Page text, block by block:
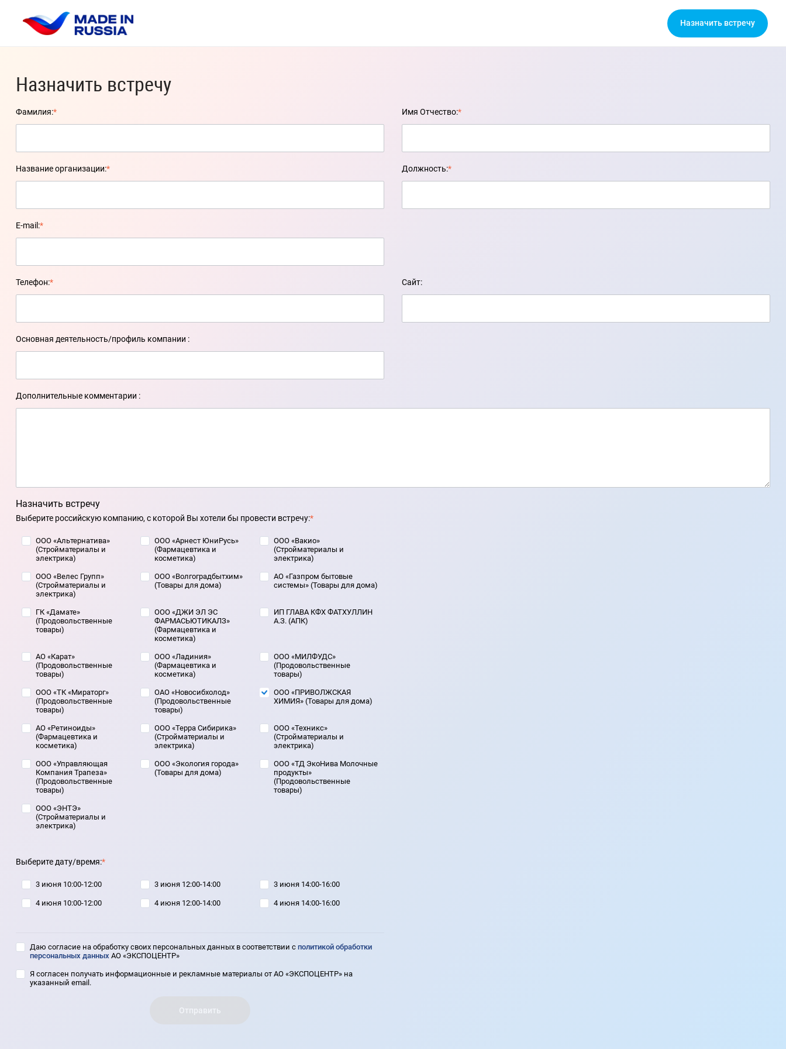
Назначить встречу
Назначить встречу
Фамилия:* Имя Отчество:*
Название организации:* Должность:*
E-mail:*
Телефон:* Сайт:
Основная деятельность/профиль компании :
Дополнительные комментарии :
Назначить встречу
Выберите российскую компанию, с которой Вы хотели бы провести встречу:*
ООО «Альтернатива»
(Стройматериалы и
электрика)
ООО «Арнест ЮниРусь»
(Фармацевтика и
косметика)
ООО «Вакио»
(Стройматериалы и
электрика)
ООО «Велес Групп»
(Стройматериалы и
электрика)
ООО «Волгоградбытхим»
(Товары для дома)
АО «Газпром бытовые
системы» (Товары для дома)
ГК «Дамате»
(Продовольственные
товары)
ООО «ДЖИ ЭЛ ЭС
ФАРМАСЬЮТИКАЛЗ»
(Фармацевтика и
косметика)
ИП ГЛАВА КФХ ФАТХУЛЛИН
А.З. (АПК)
АО «Карат»
(Продовольственные
товары)
ООО «Ладиния»
(Фармацевтика и
косметика)
ООО «МИЛФУДС»
(Продовольственные
товары)
ООО «ТК «Мираторг»
(Продовольственные
товары)
ОАО «Новосибхолод»
(Продовольственные
товары)
ООО «ПРИВОЛЖСКАЯ
ХИМИЯ» (Товары для дома)
АО «Ретиноиды»
(Фармацевтика и
косметика)
ООО «Терра Сибирика»
(Стройматериалы и
электрика)
ООО «Техникс»
(Стройматериалы и
электрика)
ООО «Управляющая
Компания Трапеза»
(Продовольственные
товары)
ООО «Экология города»
(Товары для дома)
ООО «ТД ЭкоНива Молочные
продукты»
(Продовольственные
товары)
ООО «ЭНТЭ»
(Стройматериалы и
электрика)
Выберите дату/время:*
3 июня 10:00-12:00 3 июня 12:00-14:00 3 июня 14:00-16:00
4 июня 10:00-12:00 4 июня 12:00-14:00 4 июня 14:00-16:00
Даю согласие на обработку своих персональных данных в соответствии с политикой обработки
персональных данных АО «ЭКСПОЦЕНТР»
Я согласен получать информационные и рекламные материалы от АО «ЭКСПОЦЕНТР» на
указанный email.